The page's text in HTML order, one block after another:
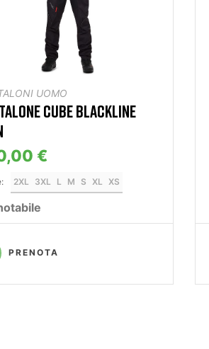
UOMO
CUBE BLACKLINE
€
2XL 3XL L M S XL XS
PRENOTA